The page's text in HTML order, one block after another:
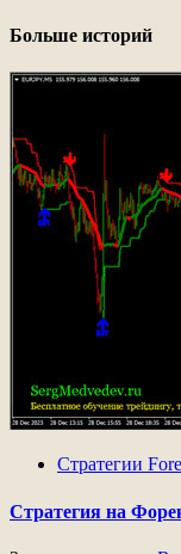
Больше историй
Стратегии
Стратегия на